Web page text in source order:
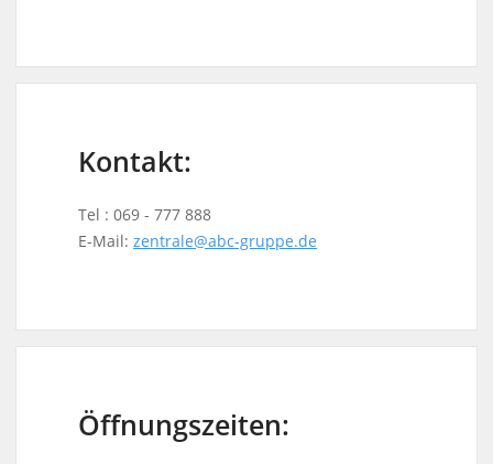
Kontakt:
Tel : 069 - 777 888
E-Mail: zentrale@abc-gruppe.de
Öffnungszeiten: